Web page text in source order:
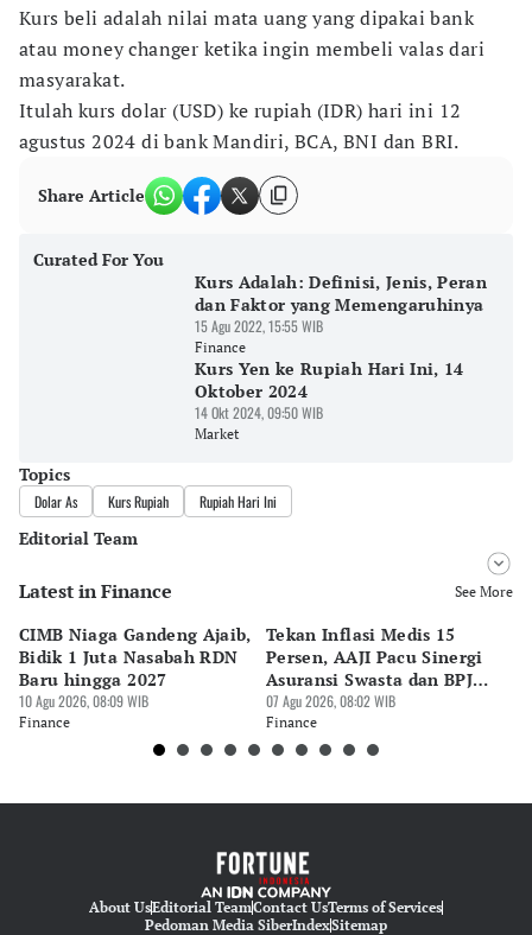
Kurs beli adalah nilai mata uang yang dipakai bank
atau money changer ketika ingin membeli valas dari
masyarakat.
Itulah kurs dolar (USD) ke rupiah (IDR) hari ini 12
agustus 2024 di bank Mandiri, BCA, BNI dan BRI.
Share Article
Curated For You
Kurs Adalah: Definisi, Jenis, Peran
dan Faktor yang Memengaruhinya
15 Agu 2022, 15:55 WIB
Finance
Kurs Yen ke Rupiah Hari Ini, 14
Oktober 2024
14 Okt 2024, 09:50 WIB
Market
Topics
Dolar As Kurs Rupiah Rupiah Hari Ini
Editorial Team
Editor
Editor
Tubagus Imam Satrio
Latest in Finance See More
CIMB Niaga Gandeng Ajaib,
Bidik 1 Juta Nasabah RDN
Baru hingga 2027
10 Agu 2026, 08:09 WIB
Finance
Tekan Inflasi Medis 15
Persen, AAJI Pacu Sinergi
Asuransi Swasta dan BPJS
Kesehatan
07 Agu 2026, 08:02 WIB
Finance
About UsEditorial TeamContact UsTerms of Services
Pedoman Media SiberIndexSitemap